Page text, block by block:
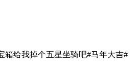
箱给我掉个五星坐骑吧#马年大吉#